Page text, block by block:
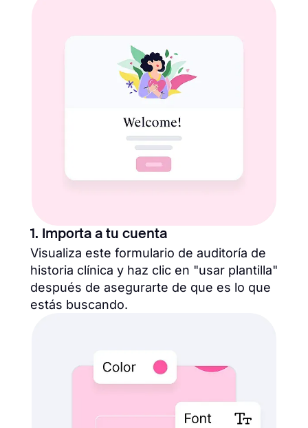
1. Importa a tu cuenta
Visualiza este formulario de auditoría de
historia clínica y haz clic en "usar plantilla"
después de asegurarte de que es lo que
estás buscando.